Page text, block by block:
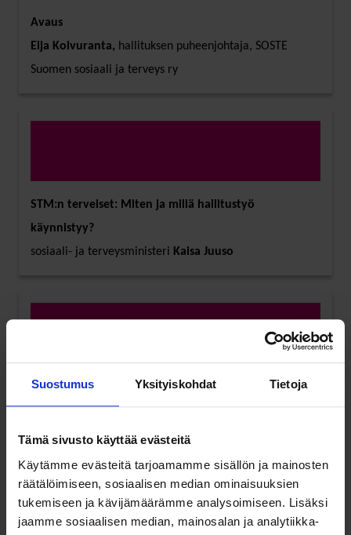
Suostumus Yksityiskohdat Tietoja
Tämä sivusto käyttää evästeitä
Käytämme evästeitä tarjoamamme sisällön ja mainosten
räätälöimiseen, sosiaalisen median ominaisuuksien
tukemiseen ja kävijämäärämme analysoimiseen. Lisäksi
jaamme sosiaalisen median, mainosalan ja analytiikka-
Avaus
Eija Koivuranta, hallituksen puheenjohtaja, SOSTE
Suomen sosiaali ja terveys ry
STM:n terveiset: Miten ja millä hallitustyö
käynnistyy?
sosiaali- ja terveysministeri Kaisa Juuso
Sosiaali- ja terveyspalveluiden integraatio
toteutuneen kehityksen ja hallitusohjelman valossa
tutkimusprofessoriHeikki Hiilamo